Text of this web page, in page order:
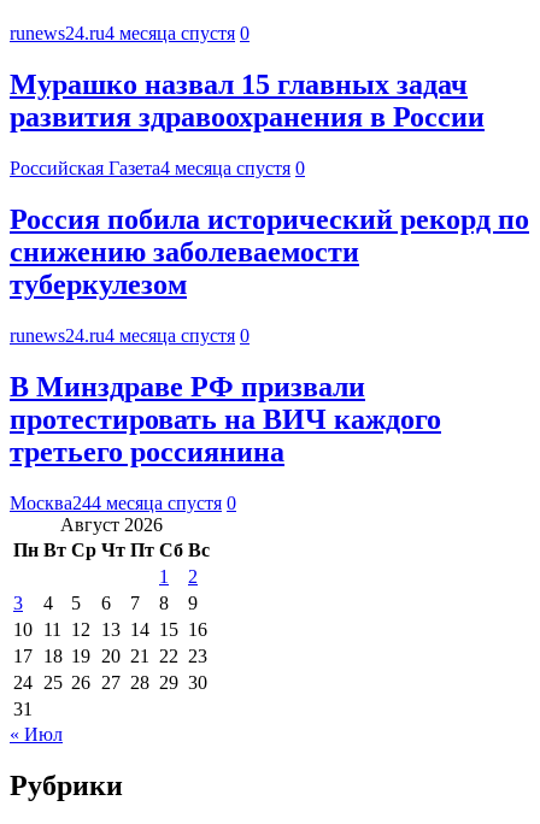
runews24.ru4 месяца спустя 0
Мурашко назвал 15 главных задач
развития здравоохранения в России
Российская Газета4 месяца спустя 0
Россия побила исторический рекорд по
снижению заболеваемости
туберкулезом
runews24.ru4 месяца спустя 0
В Минздраве РФ призвали
протестировать на ВИЧ каждого
третьего россиянина
Москва244 месяца спустя 0
Август 2026
Пн Вт Ср Чт Пт Сб Вс
1
2
3
4 5 6 7 8
9
10 11 12 13 14 15 16
17 18 19 20 21 22 23
24 25 26 27 28 29 30
31
« Июл
Рубрики